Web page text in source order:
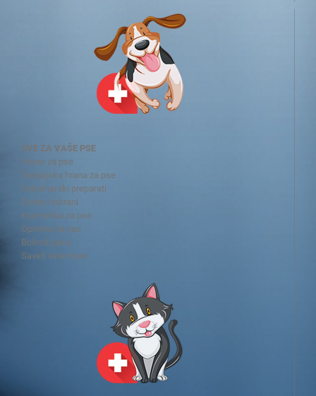
SVE ZA VAŠE PSE
Hrana za pse
Terapijska hrana za pse
Veterinarski preparati
Dodaci ishrani
Kozmetika za pse
Oprema za pse
Bolesti pasa
Saveti veterinara